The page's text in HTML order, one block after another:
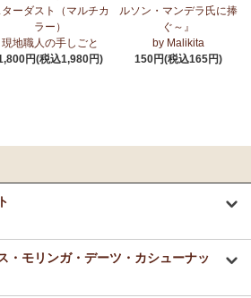
ターダスト（マルチカ
ラー）
現地職人の手しごと
円(税込1,980円)
ルソン・マンデラ氏に捧
ぐ～』
by Malikita
150円(税込165円)
・モリンガ・デーツ・カシューナッ